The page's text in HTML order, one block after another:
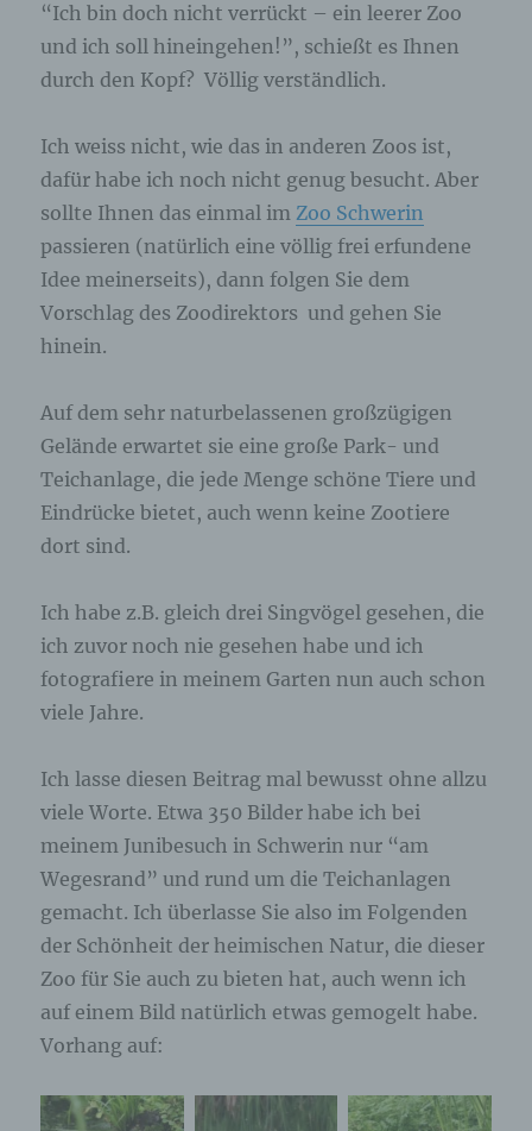
“Ich bin doch nicht verrückt – ein leerer Zoo
und ich soll hineingehen!”, schießt es Ihnen
durch den Kopf? Völlig verständlich.
Ich weiss nicht, wie das in anderen Zoos ist,
dafür habe ich noch nicht genug besucht. Aber
sollte Ihnen das einmal imZoo Schwerin
passieren (natürlich eine völlig frei erfundene
Idee meinerseits), dann folgen Sie dem
Vorschlag des Zoodirektors und gehen Sie
hinein.
Auf dem sehr naturbelassenen großzügigen
Gelände erwartet sie eine große Park- und
Teichanlage, die jede Menge schöne Tiere und
Eindrücke bietet, auch wenn keine Zootiere
dort sind.
Ich habe z.B. gleich drei Singvögel gesehen, die
ich zuvor noch nie gesehen habe und ich
fotografiere in meinem Garten nun auch schon
viele Jahre.
Ich lasse diesen Beitrag mal bewusst ohne allzu
viele Worte. Etwa 350 Bilder habe ich bei
meinem Junibesuch in Schwerin nur “am
Wegesrand” und rund um die Teichanlagen
gemacht. Ich überlasse Sie also im Folgenden
der Schönheit der heimischen Natur, die dieser
Zoo für Sie auch zu bieten hat, auch wenn ich
auf einem Bild natürlich etwas gemogelt habe.
Vorhang auf: